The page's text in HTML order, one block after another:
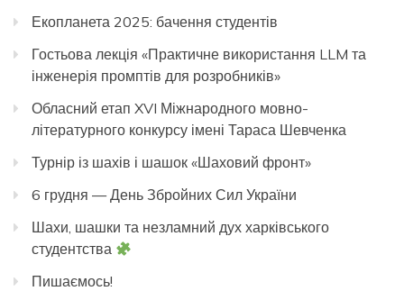
Екопланета 2025: бачення студентів
Гостьова лекція «Практичне використання LLM та
інженерія промптів для розробників»
Обласний етап XVI Міжнародного мовно-
літературного конкурсу імені Тараса Шевченка
Турнір із шахів і шашок «Шаховий фронт»
6 грудня — День Збройних Сил України
Шахи, шашки та незламний дух харківського
студентства
Пишаємось!